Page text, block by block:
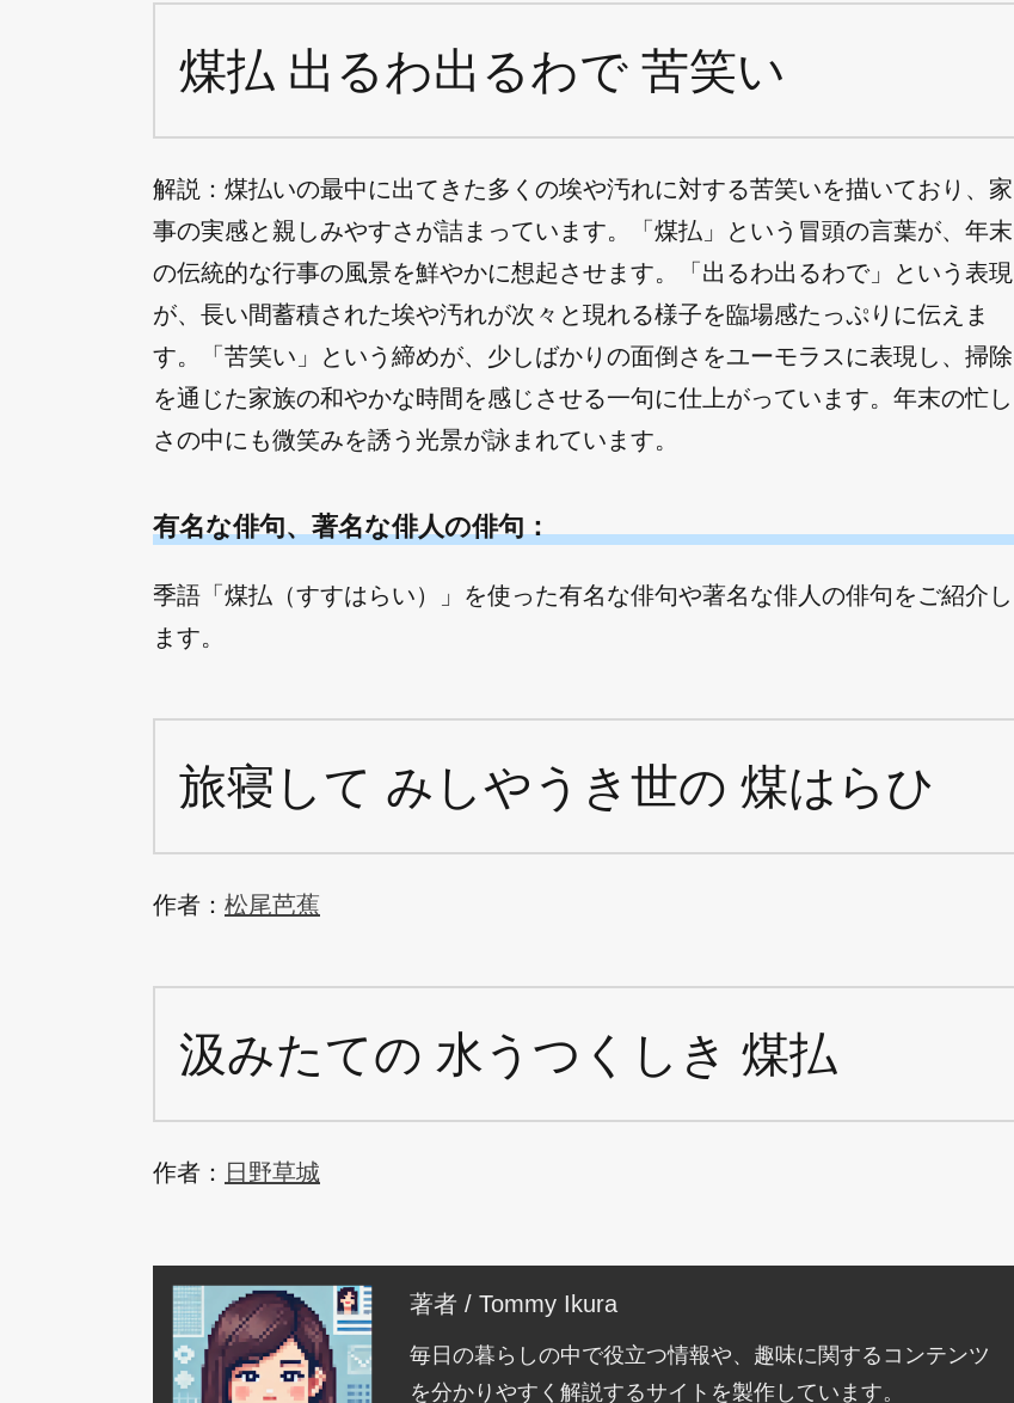
煤払 出るわ出るわで 苦笑い
解説：煤払いの最中に出てきた多くの埃や汚れに対する苦笑いを描いており、家
事の実感と親しみやすさが詰まっています。「煤払」という冒頭の言葉が、年末
の伝統的な行事の風景を鮮やかに想起させます。「出るわ出るわで」という表現
が、長い間蓄積された埃や汚れが次々と現れる様子を臨場感たっぷりに伝えま
す。「苦笑い」という締めが、少しばかりの面倒さをユーモラスに表現し、掃除
を通じた家族の和やかな時間を感じさせる一句に仕上がっています。年末の忙し
さの中にも微笑みを誘う光景が詠まれています。
有名な俳句、著名な俳人の俳句：
季語「煤払（すすはらい）」を使った有名な俳句や著名な俳人の俳句をご紹介し
ます。
旅寝して みしやうき世の 煤はらひ
作者： 松尾芭蕉
汲みたての 水うつくしき 煤払
作者： 日野草城
著者 / Tommy Ikura
毎日の暮らしの中で役立つ情報や、趣味に関するコンテンツ
を分かりやすく解説するサイトを製作しています。